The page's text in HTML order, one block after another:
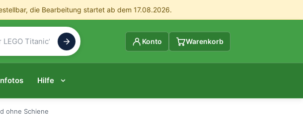
die Bearbeitung startet ab dem 17.08.2026.
Konto Warenkorb
Hilfe
ohne Schiene